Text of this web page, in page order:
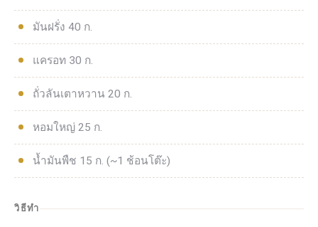
มันฝรั่ง 40 ก.
แครอท 30 ก.
ถั่วลันเตาหวาน 20 ก.
หอมใหญ่ 25 ก.
น้ำมันพืช 15 ก. (~1 ช้อนโต๊ะ)
วิธีทำ